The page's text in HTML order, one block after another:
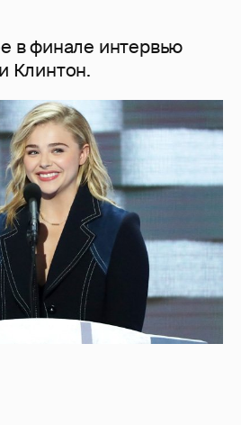
в финале интервью
Клинтон.